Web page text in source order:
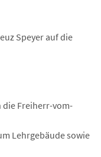
Speyer auf die
die Freiherr-vom-
Lehrgebäude sowie